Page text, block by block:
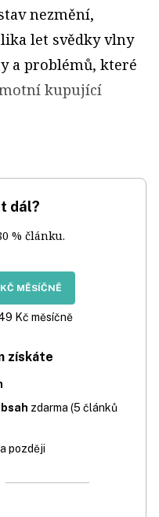
nezmění,
let svědky vlny
a problémů, které
kupující
dál?
% článku.
MĚSÍČNĚ
Kč měsíčně
získáte
zdarma (5 článků
později